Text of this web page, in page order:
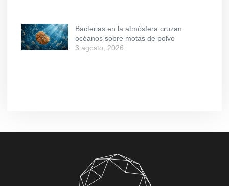
Bacterias en la atmósfera cruzan
océanos sobre motas de polvo
3 agosto, 2026